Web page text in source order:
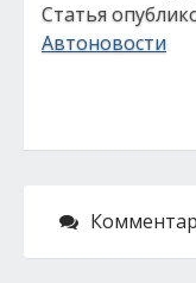
Статья
Автоновости